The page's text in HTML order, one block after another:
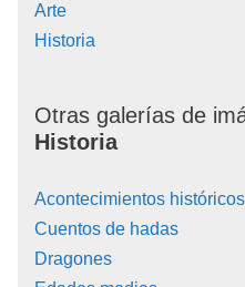
Arte
Historia
Otras galerías de
Historia
Acontecimientos históricos
Cuentos de hadas
Dragones